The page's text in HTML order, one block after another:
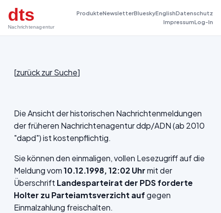
dts
Nachrichtenagentur
ProdukteNewsletterBlueskyEnglishDatenschutz
ImpressumLog-In
[zurück zur Suche]
Die Ansicht der historischen Nachrichtenmeldungen
der früheren Nachrichtenagentur ddp/ADN (ab 2010
"dapd") ist kostenpflichtig.
Sie können den einmaligen, vollen Lesezugriff auf die
Meldung vom10.12.1998, 12:02 Uhrmit der
Überschrift Landesparteirat der PDS forderte
Holter zu Parteiamtsverzicht aufgegen
Einmalzahlung freischalten.